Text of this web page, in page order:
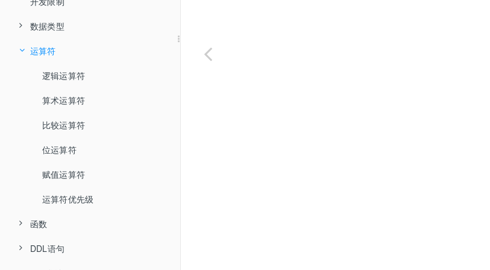
安装 Kubernetes
数据库部署(分布式)
通过 PXD 部署
通过 Kubernetes 部署
数据库部署(集中式)
通过 RPM 部署
私有镜像仓库说明
TPC-H 测试报告
数据类型
数值类型
字符串类型
Collation 类型
日期和时间类型
JSON 类型
运算符
逻辑运算符
算术运算符
比较运算符
位运算符
赋值运算符
运算符优先级
函数
拆分函数
DDL语句